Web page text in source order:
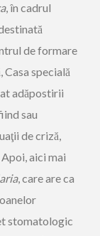
, în cadrul
de formare
specială
adăpostirii
sau
de criză,
aici mai
, care are ca
stomatologic